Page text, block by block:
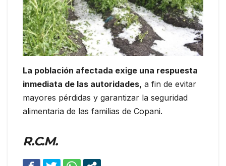
La población afectada exige una respuesta
inmediata de las autoridades, a fin de evitar
mayores pérdidas y garantizar la seguridad
alimentaria de las familias de Copani.
R.C.M.